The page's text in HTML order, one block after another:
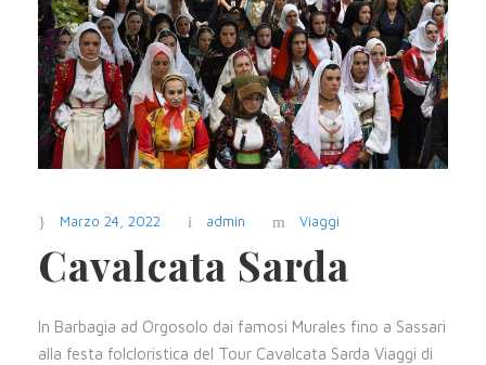
Marzo 24, 2022 admin Viaggi
Cavalcata Sarda
In Barbagia ad Orgosolo dai famosi Murales fino a Sassari
alla festa folcloristica del Tour Cavalcata Sarda Viaggi di